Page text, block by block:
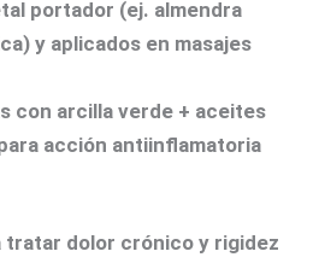
portador (ej. almendra
y aplicados en masajes
con arcilla verde + aceites
acción antiinflamatoria
tratar dolor crónico y rigidez